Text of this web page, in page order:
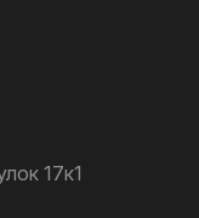
17к1